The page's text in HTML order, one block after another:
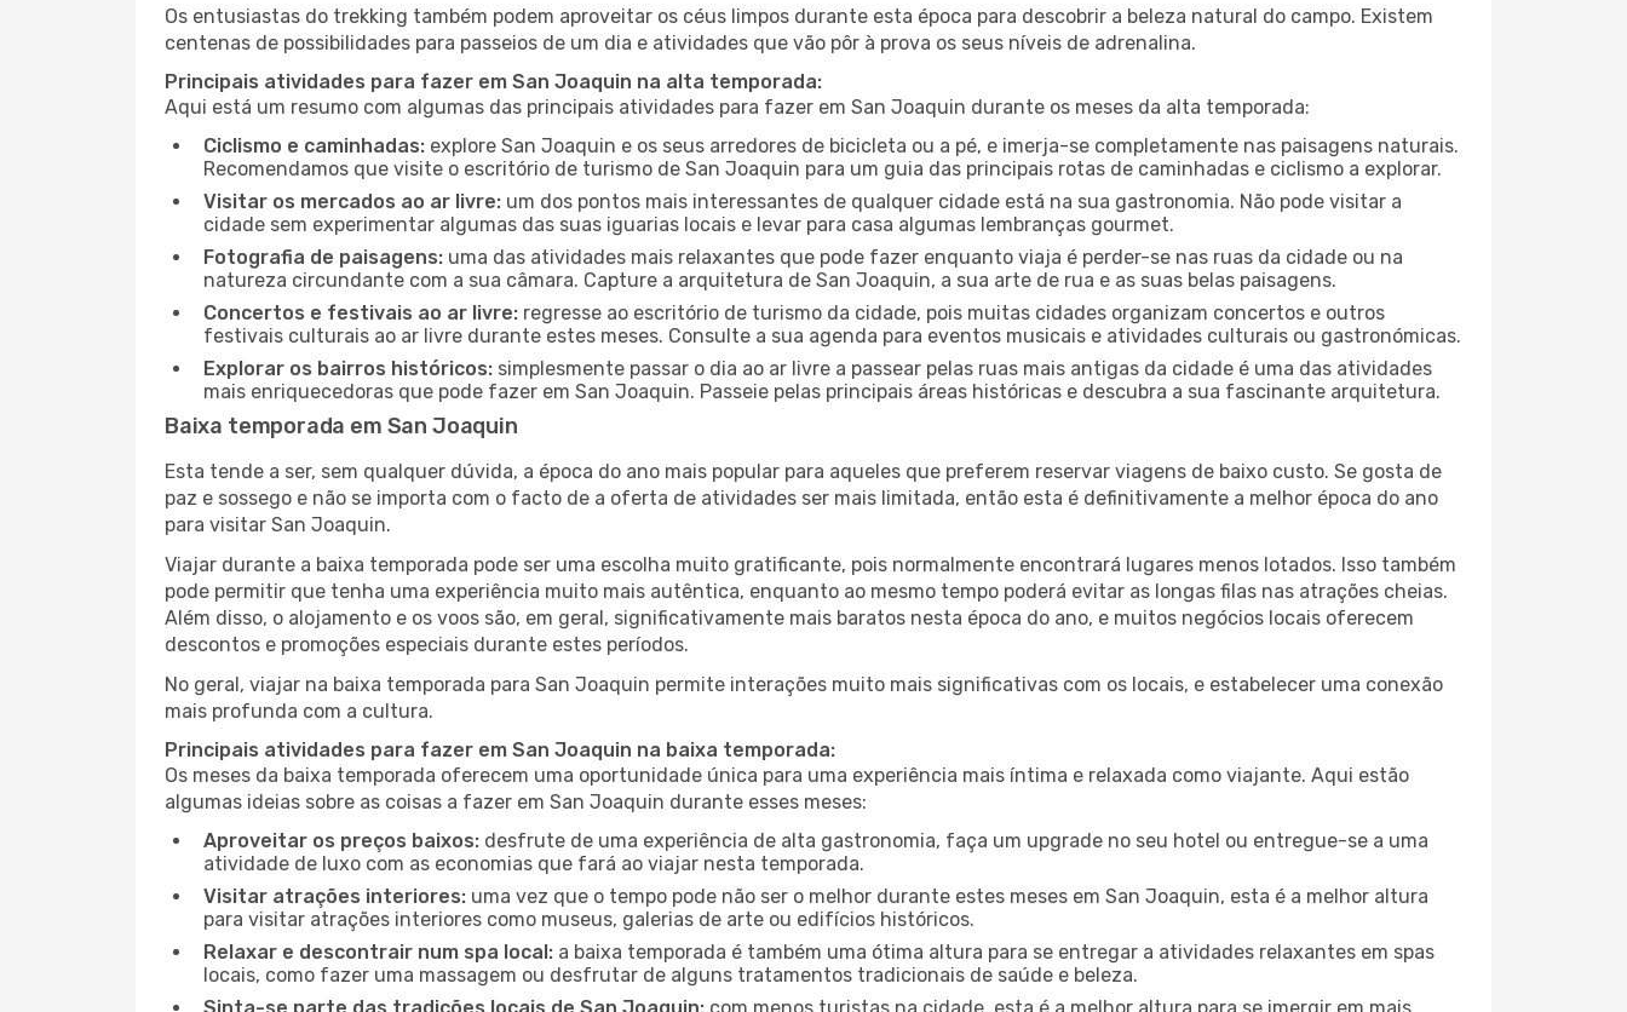
Os entusiastas do trekking também podem aproveitar os céus limpos durante esta época para descobrir a beleza natural do campo. Existem
centenas de possibilidades para passeios de um dia e atividades que vão pôr à prova os seus níveis de adrenalina.
Principais atividades para fazer em San Joaquin na alta temporada:
Aqui está um resumo com algumas das principais atividades para fazer em San Joaquin durante os meses da alta temporada:
Ciclismo e caminhadas: explore San Joaquin e os seus arredores de bicicleta ou a pé, e imerja-se completamente nas paisagens naturais.
Recomendamos que visite o escritório de turismo de San Joaquin para um guia das principais rotas de caminhadas e ciclismo a explorar.
Visitar os mercados ao ar livre: um dos pontos mais interessantes de qualquer cidade está na sua gastronomia. Não pode visitar a
cidade sem experimentar algumas das suas iguarias locais e levar para casa algumas lembranças gourmet.
Fotografia de paisagens: uma das atividades mais relaxantes que pode fazer enquanto viaja é perder-se nas ruas da cidade ou na
natureza circundante com a sua câmara. Capture a arquitetura de San Joaquin, a sua arte de rua e as suas belas paisagens.
Concertos e festivais ao ar livre: regresse ao escritório de turismo da cidade, pois muitas cidades organizam concertos e outros
festivais culturais ao ar livre durante estes meses. Consulte a sua agenda para eventos musicais e atividades culturais ou gastronómicas.
Explorar os bairros históricos: simplesmente passar o dia ao ar livre a passear pelas ruas mais antigas da cidade é uma das atividades
mais enriquecedoras que pode fazer em San Joaquin. Passeie pelas principais áreas históricas e descubra a sua fascinante arquitetura.
Baixa temporada em San Joaquin
Esta tende a ser, sem qualquer dúvida, a época do ano mais popular para aqueles que preferem reservar viagens de baixo custo. Se gosta de
paz e sossego e não se importa com o facto de a oferta de atividades ser mais limitada, então esta é definitivamente a melhor época do ano
para visitar San Joaquin.
Viajar durante a baixa temporada pode ser uma escolha muito gratificante, pois normalmente encontrará lugares menos lotados. Isso também
pode permitir que tenha uma experiência muito mais autêntica, enquanto ao mesmo tempo poderá evitar as longas filas nas atrações cheias.
Além disso, o alojamento e os voos são, em geral, significativamente mais baratos nesta época do ano, e muitos negócios locais oferecem
descontos e promoções especiais durante estes períodos.
No geral, viajar na baixa temporada para San Joaquin permite interações muito mais significativas com os locais, e estabelecer uma conexão
mais profunda com a cultura.
Principais atividades para fazer em San Joaquin na baixa temporada:
Os meses da baixa temporada oferecem uma oportunidade única para uma experiência mais íntima e relaxada como viajante. Aqui estão
algumas ideias sobre as coisas a fazer em San Joaquin durante esses meses:
Aproveitar os preços baixos: desfrute de uma experiência de alta gastronomia, faça um upgrade no seu hotel ou entregue-se a uma
atividade de luxo com as economias que fará ao viajar nesta temporada.
Visitar atrações interiores: uma vez que o tempo pode não ser o melhor durante estes meses em San Joaquin, esta é a melhor altura
para visitar atrações interiores como museus, galerias de arte ou edifícios históricos.
Relaxar e descontrair num spa local: a baixa temporada é também uma ótima altura para se entregar a atividades relaxantes em spas
locais, como fazer uma massagem ou desfrutar de alguns tratamentos tradicionais de saúde e beleza.